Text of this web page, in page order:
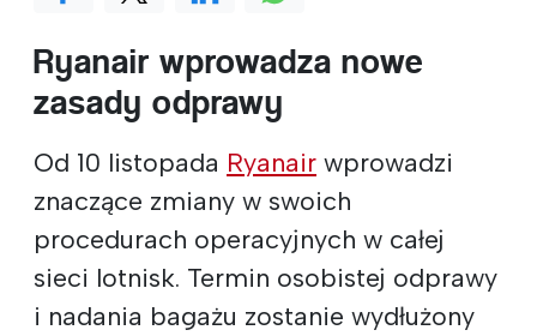
Ryanair wprowadza nowe
zasady odprawy
Od 10 listopada Ryanair wprowadzi
znaczące zmiany w swoich
procedurach operacyjnych w całej
sieci lotnisk. Termin osobistej odprawy
i nadania bagażu zostanie wydłużony